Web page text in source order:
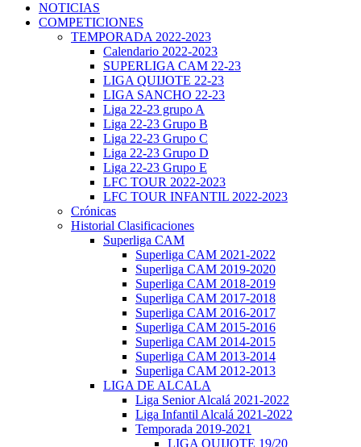
NOTICIAS
COMPETICIONES
TEMPORADA 2022-2023
Calendario 2022-2023
SUPERLIGA CAM 22-23
LIGA QUIJOTE 22-23
LIGA SANCHO 22-23
Liga 22-23 grupo A
Liga 22-23 Grupo B
Liga 22-23 Grupo C
Liga 22-23 Grupo D
Liga 22-23 Grupo E
LFC TOUR 2022-2023
LFC TOUR INFANTIL 2022-2023
Crónicas
Historial Clasificaciones
Superliga CAM
Superliga CAM 2021-2022
Superliga CAM 2019-2020
Superliga CAM 2018-2019
Superliga CAM 2017-2018
Superliga CAM 2016-2017
Superliga CAM 2015-2016
Superliga CAM 2014-2015
Superliga CAM 2013-2014
Superliga CAM 2012-2013
LIGA DE ALCALA
Liga Senior Alcalá 2021-2022
Liga Infantil Alcalá 2021-2022
Temporada 2019-2021
LIGA QUIJOTE 19/20